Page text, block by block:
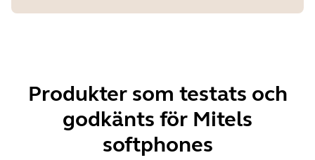
Produkter som testats och
godkänts för Mitels
softphones